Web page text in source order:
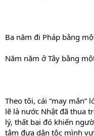
Ba năm đi Pháp bằng
Năm năm ở Tây bằng
Theo tôi, cái “may mắn”
lẽ là nước Nhật đã thua
lý, thất bại đó khiến
tâm đưa dân tộc mình